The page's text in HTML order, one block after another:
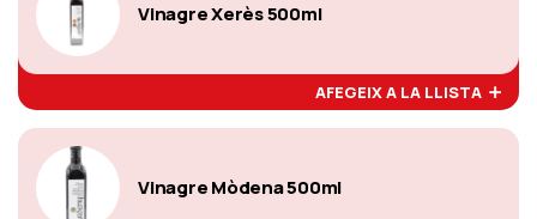
Vinagre Xerès 500ml
AFEGEIX A LA LLISTA
Vinagre Mòdena 500ml